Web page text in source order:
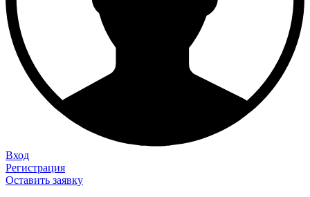
Вход
Регистрация
Оставить заявку